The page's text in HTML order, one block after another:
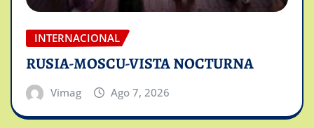
INTERNACIONAL
RUSIA-MOSCU-VISTA NOCTURNA
Vimag Ago 7, 2026